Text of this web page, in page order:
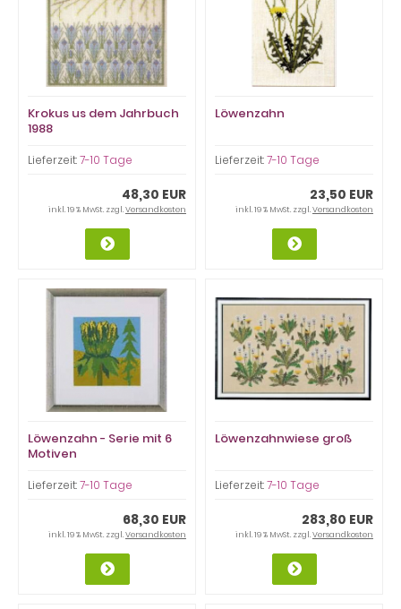
Krokus us dem Jahrbuch
1988
Lieferzeit:7-10 Tage
48,30 EUR
inkl. 19 % MwSt. zzgl.Versandkosten
Löwenzahn
Lieferzeit:7-10 Tage
23,50 EUR
inkl. 19 % MwSt. zzgl.Versandkosten
Löwenzahn - Serie mit 6
Motiven
Lieferzeit:7-10 Tage
68,30 EUR
inkl. 19 % MwSt. zzgl.Versandkosten
Löwenzahnwiese groß
Lieferzeit:7-10 Tage
283,80 EUR
inkl. 19 % MwSt. zzgl.Versandkosten